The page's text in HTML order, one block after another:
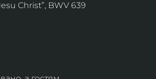
Christ”, BWV 639